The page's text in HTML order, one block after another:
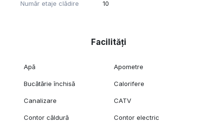
Număr etaje clădire 10
Facilități
Apă Apometre
Bucătărie închisă Calorifere
Canalizare CATV
Contor căldură Contor electric